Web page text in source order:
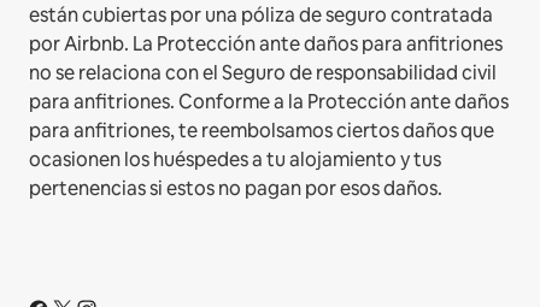
están cubiertas por una póliza de seguro contratada
por Airbnb. La Protección ante daños para anfitriones
no se relaciona con el Seguro de responsabilidad civil
para anfitriones. Conforme a la Protección ante daños
para anfitriones, te reembolsamos ciertos daños que
ocasionen los huéspedes a tu alojamiento y tus
pertenencias si estos no pagan por esos daños.